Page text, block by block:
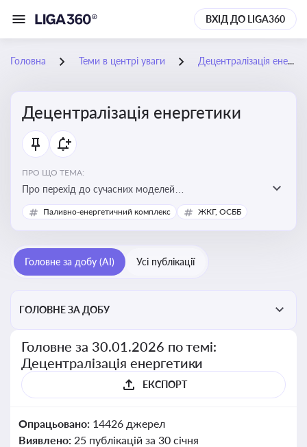
ВХІД ДО LIGA360
Головна Теми в центрі уваги Децентралізація енергетики
Децентралізація енергетики
ПРО ЩО ТЕМА:
Про перехід до сучасних моделей
енергозабезпечення, де виробництво електроенергії
здійснюється ближче до споживача. Це важливо для
втрат при транспортуванні енергії та стимулювання
розвитку відновлюваних джерел
Паливно-енергетичний комплекс ЖКГ, ОСББ
Головне за добу (AI) Усі публікації
ГОЛОВНЕ ЗА ДОБУ
Головне за 30.01.2026 по темі:
Децентралізація енергетики
ЕКСПОРТ
Опрацьовано: 14426 джерел
Виявлено: 25 публікацій за 30 січня